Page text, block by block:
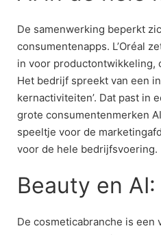
De samenwerking beperkt
consumentenapps. L’Oréal
in voor productontwikkeling,
Het bedrijf spreekt van een
kernactiviteiten’. Dat past in
grote consumentenmerken
speeltje voor de
voor de hele bedrijfsvoering.
Beauty en
De cosmeticabranche is een